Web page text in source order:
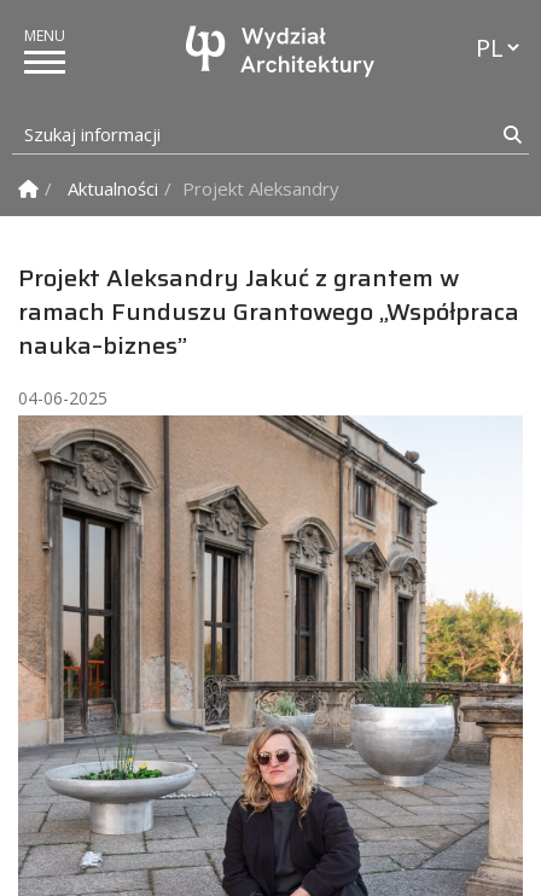
Szukaj informacji
Strona Główna
Aktualności Projekt Aleksandry Jakuć z grantem w
Projekt Aleksandry Jakuć z grantem w
ramach Funduszu Grantowego „Współpraca
nauka–biznes”
04-06-2025